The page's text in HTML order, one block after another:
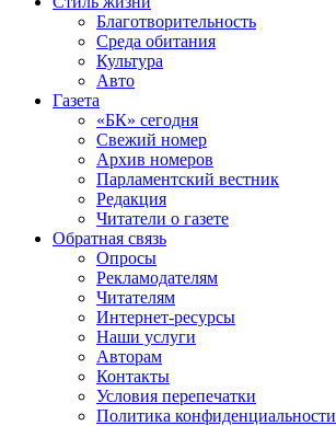
Благотворительность
Среда обитания
Культура
Авто
Газета
«БК» сегодня
Свежий номер
Архив номеров
Парламентский вестник
Редакция
Читатели о газете
Обратная связь
Опросы
Рекламодателям
Читателям
Интернет-ресурсы
Наши услуги
Авторам
Контакты
Условия перепечатки
Политика конфиденциальности